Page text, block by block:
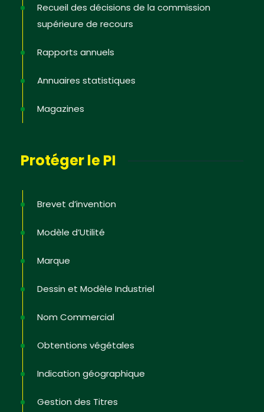
Recueil des décisions de la commission
supérieure de recours
Rapports annuels
Annuaires statistiques
Magazines
Protéger le PI
Brevet d’invention
Modèle d’Utilité
Marque
Dessin et Modèle Industriel
Nom Commercial
Obtentions végétales
Indication géographique
Gestion des Titres